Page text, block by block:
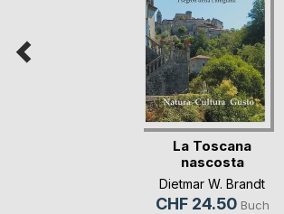
La Toscana
nascosta
Dietmar W. Brandt
CHF 24.50 Buch